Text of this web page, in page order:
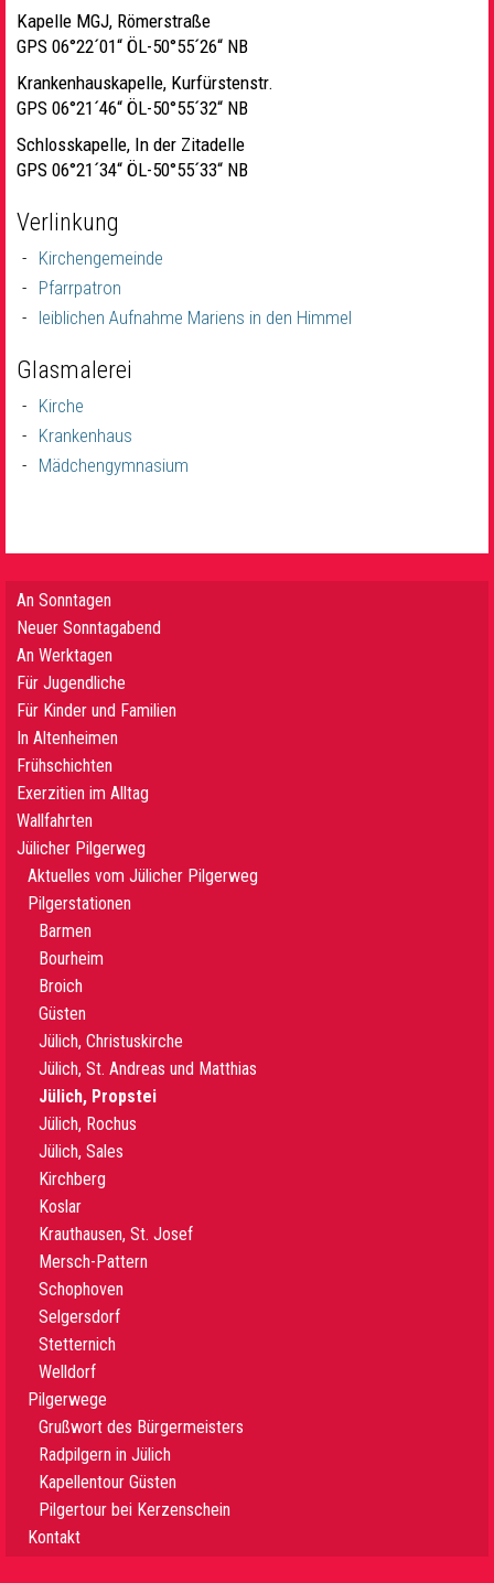
Kapelle MGJ, Römerstraße
GPS 06°22´01“ ÖL-50°55´26“ NB
Krankenhauskapelle, Kurfürstenstr.
GPS 06°21´46“ ÖL-50°55´32“ NB
Schlosskapelle, In der Zitadelle
GPS 06°21´34“ ÖL-50°55´33“ NB
Verlinkung
Kirchengemeinde
Pfarrpatron
leiblichen Aufnahme Mariens in den Himmel
Glasmalerei
Kirche
Krankenhaus
Mädchengymnasium
An Sonntagen
Neuer Sonntagabend
An Werktagen
Für Jugendliche
Für Kinder und Familien
In Altenheimen
Frühschichten
Exerzitien im Alltag
Wallfahrten
Jülicher Pilgerweg
Aktuelles vom Jülicher Pilgerweg
Pilgerstationen
Barmen
Bourheim
Broich
Güsten
Jülich, Christuskirche
Jülich, St. Andreas und Matthias
Jülich, Propstei
Jülich, Rochus
Jülich, Sales
Kirchberg
Koslar
Krauthausen, St. Josef
Mersch-Pattern
Schophoven
Selgersdorf
Stetternich
Welldorf
Pilgerwege
Grußwort des Bürgermeisters
Radpilgern in Jülich
Kapellentour Güsten
Pilgertour bei Kerzenschein
Kontakt